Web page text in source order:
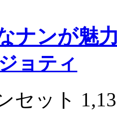
ナンが魅
ョティ
セット